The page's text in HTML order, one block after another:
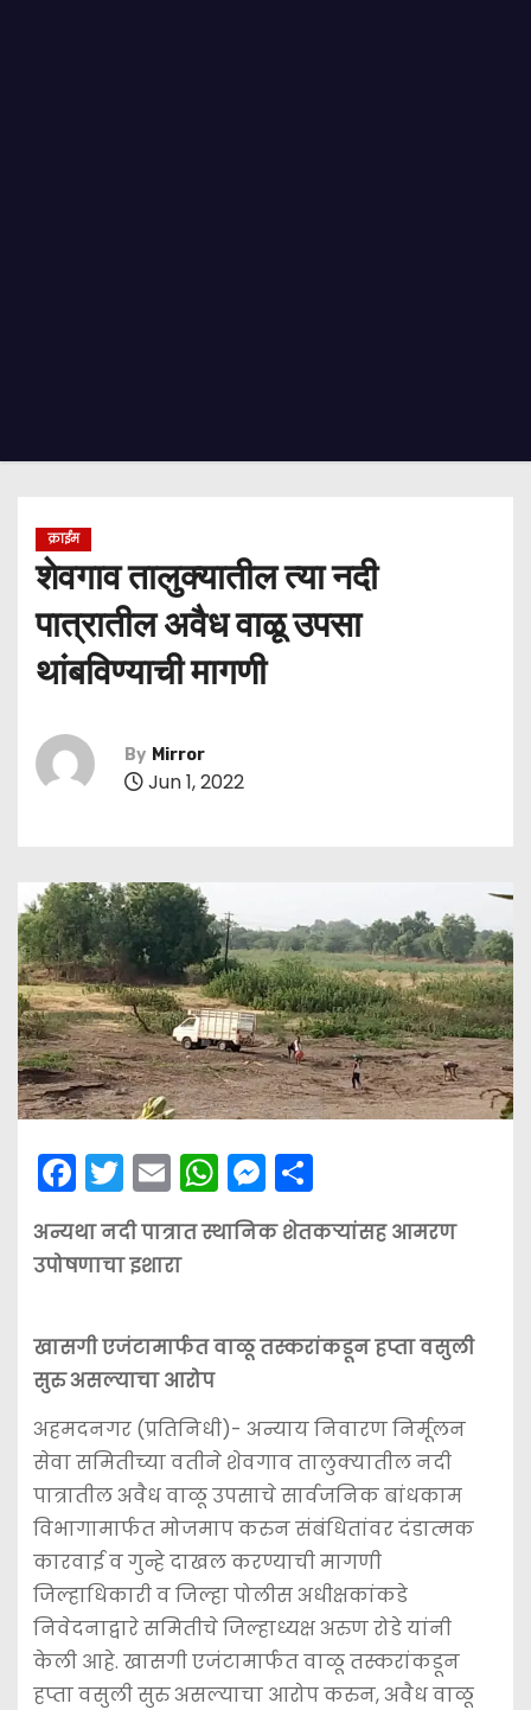
क्राईम
शेवगाव तालुक्यातील त्या नदी
पात्रातील अवैध वाळू उपसा
थांबविण्याची मागणी
By Mirror
Jun 1, 2022
F
a
c
e
b
o
o
k
T
w
itt
er
E
m
ai
l
W
h
a
A
p
M
e
s
e
n
er
S
h
ar
अन्यथा नदी पात्रात स्थानिक शेतकर्‍यांसह आमरण
उपोषणाचा इशारा
खासगी एजंटामार्फत वाळू तस्करांकडून हप्ता वसुली
सुरु असल्याचा आरोप
अहमदनगर (प्रतिनिधी)- अन्याय निवारण निर्मूलन
सेवा समितीच्या वतीने शेवगाव तालुक्यातील नदी
पात्रातील अवैध वाळू उपसाचे सार्वजनिक बांधकाम
विभागामार्फत मोजमाप करुन संबंधितांवर दंडात्मक
कारवाई व गुन्हे दाखल करण्याची मागणी
जिल्हाधिकारी व जिल्हा पोलीस अधीक्षकांकडे
निवेदनाद्वारे समितीचे जिल्हाध्यक्ष अरुण रोडे यांनी
केली आहे. खासगी एजंटामार्फत वाळू तस्करांकडून
हप्ता वसुली सुरु असल्याचा आरोप करुन, अवैध वाळू